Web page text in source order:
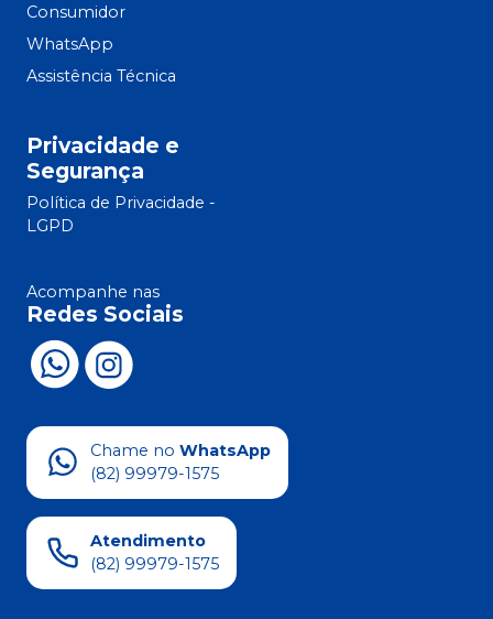
Consumidor
WhatsApp
Assistência Técnica
Privacidade e
Segurança
Política de Privacidade -
LGPD
Acompanhe nas
Redes Sociais
Chame no WhatsApp
(82) 99979-1575
Atendimento
(82) 99979-1575